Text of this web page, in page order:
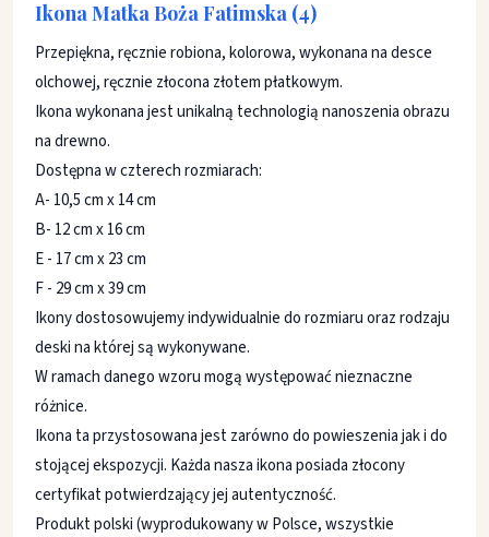
Ikona Matka BożaFatimska (4)
Przepiękna, ręcznie robiona, kolorowa, wykonana na desce
olchowej, ręcznie złocona złotem płatkowym.
Ikona wykonana jest unikalną technologią nanoszenia obrazu
na drewno.
Dostępna w czterech rozmiarach:
A- 10,5 cm x 14 cm
B- 12 cm x 16 cm
E - 17 cm x 23 cm
F - 29 cm x 39 cm
Ikony dostosowujemy indywidualnie do rozmiaru oraz rodzaju
deski na której są wykonywane.
W ramach danego wzoru mogą występować nieznaczne
różnice.
Ikona ta przystosowana jest zarówno do powieszenia jak i do
stojącej ekspozycji. Każda nasza ikona posiada złocony
certyfikat potwierdzający jej autentyczność.
Produkt polski (wyprodukowany w Polsce, wszystkie